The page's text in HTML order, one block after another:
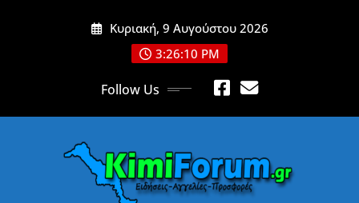
Κυριακή, 9 Αυγούστου 2026
3:26:12 PM
Follow Us